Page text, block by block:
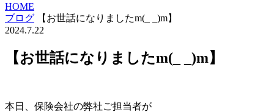
HOME
ブログ
【お世話になりましたm(_ _)m】
2024.7.22
【お世話になりましたm(_ _)m】
本日、保険会社の弊社ご担当者が